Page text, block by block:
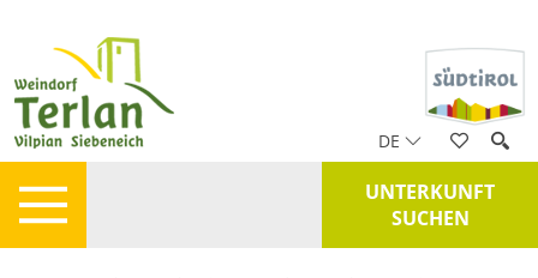
DE
UNTERKUNFT
SUCHEN